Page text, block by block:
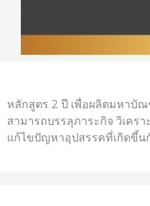
หลักสูตร 2 ปี เพื่อผลิตมหาบั
สามารถบรรลุภาระกิจ วิเคร
แก้ไขปัญหาอุปสรรคที่เกิดขึ้น